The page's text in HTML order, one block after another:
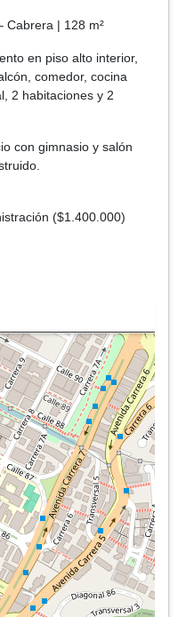
Cabrera | 128 m²
en piso alto interior,
comedor, cocina
2 habitaciones y 2
con gimnasio y salón
($1.400.000)